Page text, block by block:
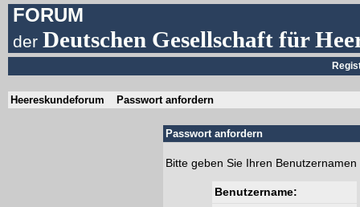
FORUM
derDeutschen Gesellschaft für
Heereskundeforum Passwort anfordern
Passwort anfordern
Bitte geben Sie Ihren
Benutzername: